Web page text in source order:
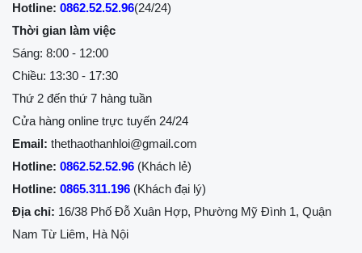
Hotline: 0862.52.52.96(24/24)
Thời gian làm việc
Sáng: 8:00 - 12:00
Chiều: 13:30 - 17:30
Thứ 2 đến thứ 7 hàng tuần
Cửa hàng online trực tuyến 24/24
Email: thethaothanhloi@gmail.com
Hotline: 0862.52.52.96 (Khách lẻ)
Hotline: 0865.311.196 (Khách đại lý)
Địa chỉ: 16/38 Phố Đỗ Xuân Hợp, Phường Mỹ Đình 1, Quận
Nam Từ Liêm, Hà Nội